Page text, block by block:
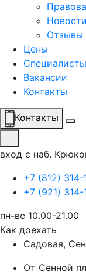
Отзывы
Цены
Специалисты
Вакансии
Контакты
Контакты
вход с наб.
+7 (812)
+7 (921)
пн-вс 10.00-21.00
Как доехать
Садовая,
От Сенной